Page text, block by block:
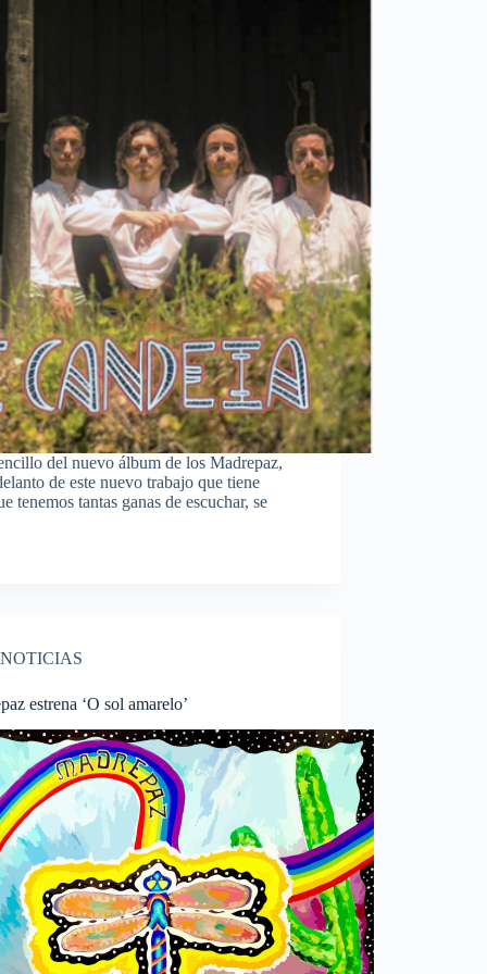
del nuevo álbum de los Madrepaz,
de este nuevo trabajo que tiene
tenemos tantas ganas de escuchar, se
NOTICIAS
estrena ‘O sol amarelo’